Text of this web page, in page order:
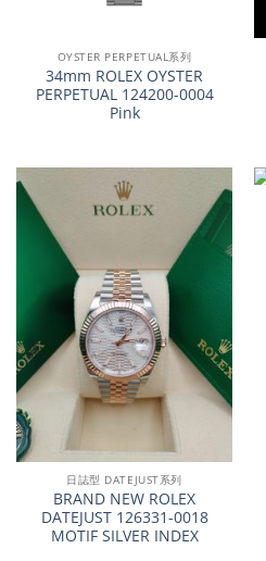
OYSTER PERPETUAL系列
34mm ROLEX OYSTER
PERPETUAL 124200-0004
Pink
日誌型 DATEJUST系列
BRAND NEW ROLEX
DATEJUST 126331-0018
MOTIF SILVER INDEX